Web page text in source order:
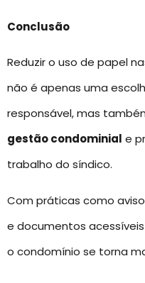
Conclusão
Reduzir o uso de papel
não é apenas uma
responsável, mas
gestão condominial e
trabalho do síndico.
Com práticas como
e documentos
o condomínio se torna